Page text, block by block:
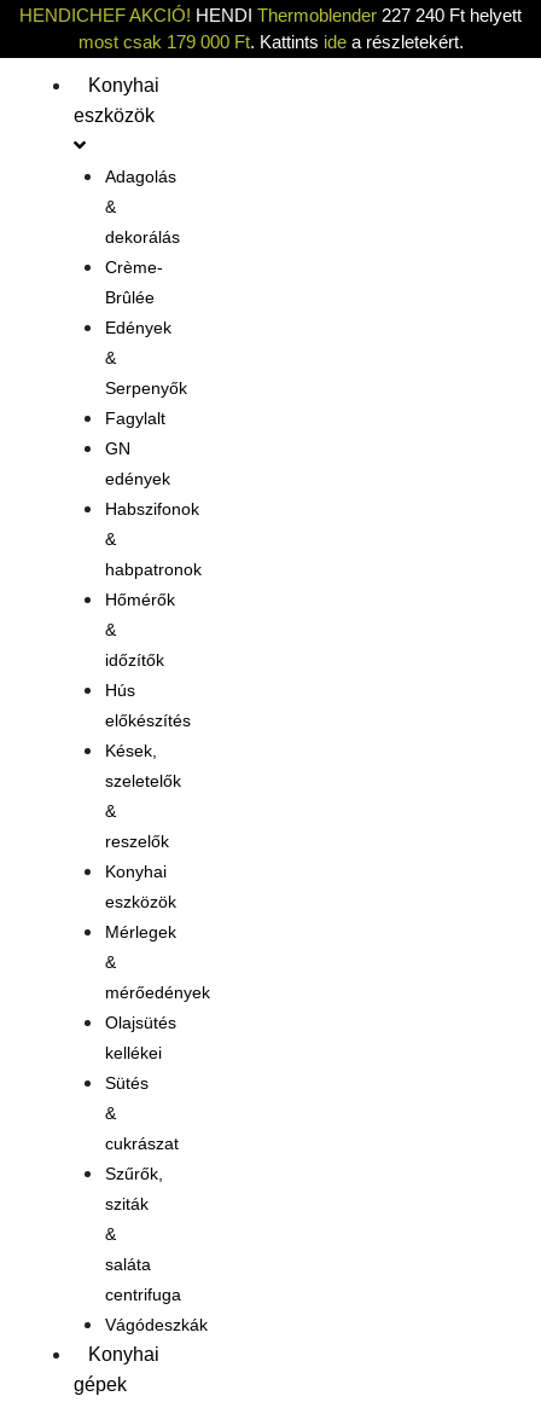
HENDICHEF AKCIÓ! HENDI Thermoblender 227 240 Ft helyett
most csak 179 000 Ft. Kattints idea részletekért.
Konyhai
eszközök
Adagolás
&
dekorálás
Crème-
Brûlée
Edények
&
Serpenyők
Fagylalt
GN
edények
Habszifonok
&
habpatronok
Hőmérők
&
időzítők
Hús
előkészítés
Kések,
szeletelők
&
reszelők
Konyhai
eszközök
Mérlegek
&
mérőedények
Olajsütés
kellékei
Sütés
&
cukrászat
Szűrők,
sziták
&
saláta
centrifuga
Vágódeszkák
Konyhai
gépek